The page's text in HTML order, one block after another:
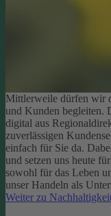
Mittlerweile dürfen wir
und Kunden begleiten.
digital aus
zuverlässigen
einfach für Sie da.
und setzen uns heute
sowohl für das Leben
unser Handeln als
Weiter zu